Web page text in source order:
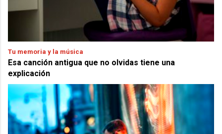
Tu memoria y la música
Esa canción antigua que no olvidas tiene una
explicación